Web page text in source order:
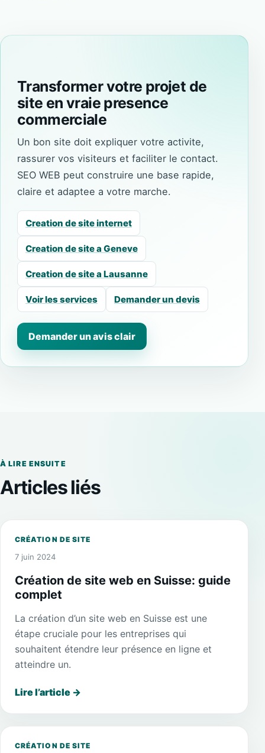
Transformer votre projet de
site en vraie presence
commerciale
Un bon site doit expliquer votre activite,
rassurer vos visiteurs et faciliter le contact.
SEO WEB peut construire une base rapide,
claire et adaptee a votre marche.
Creation de site internet
Creation de site a Geneve
Creation de site a Lausanne
Voir les services Demander un devis
Demander un avis clair
À LIRE ENSUITE
Articles liés
CRÉATION DE SITE
7 juin 2024
Création de site web en Suisse: guide
complet
La création d’un site web en Suisse est une
étape cruciale pour les entreprises qui
souhaitent étendre leur présence en ligne et
atteindre un.
Lire l’article →
CRÉATION DE SITE